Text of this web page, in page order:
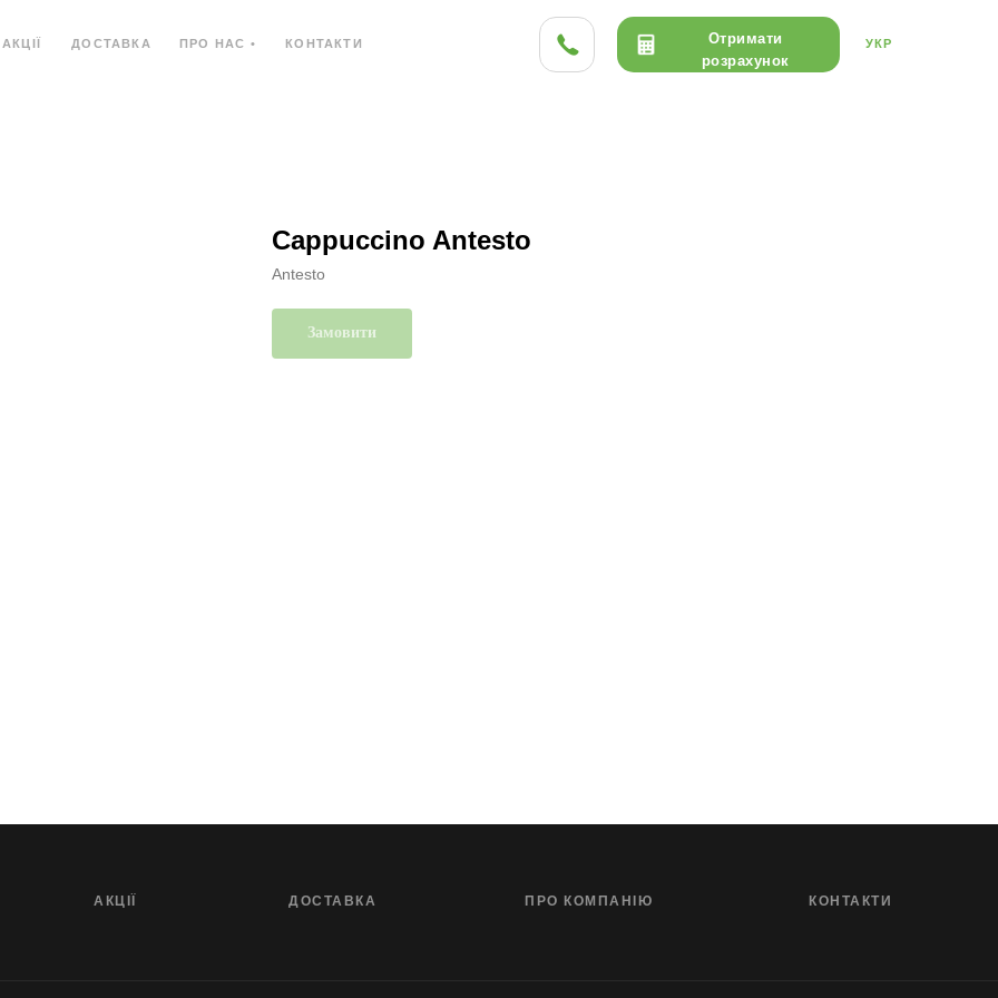
АКЦІЇ ДОСТАВКА ПРО НАС • КОНТАКТИ УКР
Отримати
розрахунок
Cappuccino Antesto
Antesto
Замовити
АКЦІЇ ДОСТАВКА ПРО КОМПАНІЮ КОНТАКТИ